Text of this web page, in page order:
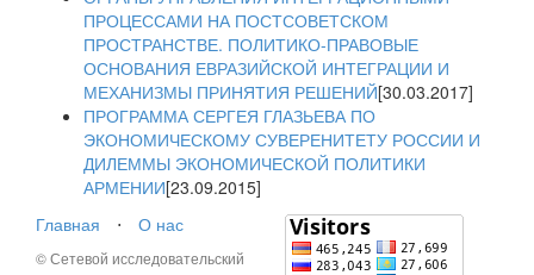
ПРОЦЕССАМИ НА ПОСТСОВЕТСКОМ
ПРОСТРАНСТВЕ. ПОЛИТИКО-ПРАВОВЫЕ
ОСНОВАНИЯ ЕВРАЗИЙСКОЙ ИНТЕГРАЦИИ И
МЕХАНИЗМЫ ПРИНЯТИЯ РЕШЕНИЙ[30.03.2017]
ПРОГРАММА СЕРГЕЯ ГЛАЗЬЕВА ПО
ЭКОНОМИЧЕСКОМУ СУВЕРЕНИТЕТУ РОССИИ И
ДИЛЕММЫ ЭКОНОМИЧЕСКОЙ ПОЛИТИКИ
АРМЕНИИ[23.09.2015]
Главная
⋅ О нас
© Сетевой исследовательский